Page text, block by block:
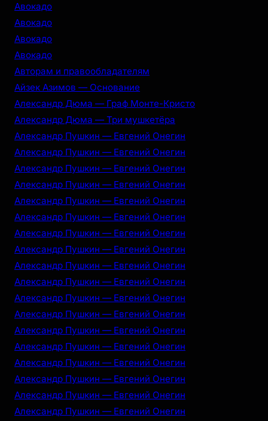
Авокадо
Авокадо
Авокадо
Авокадо
Авторам и правообладателям
Айзек Азимов — Основание
Александр Дюма — Граф Монте-Кристо
Александр Дюма — Три мушкетёра
Александр Пушкин — Евгений Онегин
Александр Пушкин — Евгений Онегин
Александр Пушкин — Евгений Онегин
Александр Пушкин — Евгений Онегин
Александр Пушкин — Евгений Онегин
Александр Пушкин — Евгений Онегин
Александр Пушкин — Евгений Онегин
Александр Пушкин — Евгений Онегин
Александр Пушкин — Евгений Онегин
Александр Пушкин — Евгений Онегин
Александр Пушкин — Евгений Онегин
Александр Пушкин — Евгений Онегин
Александр Пушкин — Евгений Онегин
Александр Пушкин — Евгений Онегин
Александр Пушкин — Евгений Онегин
Александр Пушкин — Евгений Онегин
Александр Пушкин — Евгений Онегин
Александр Пушкин — Евгений Онегин